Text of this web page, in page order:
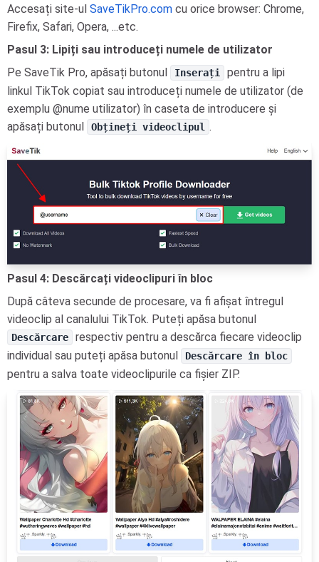
Accesați site-ul SaveTikPro.com cu orice browser: Chrome,
Firefix, Safari, Opera, ...etc.
Pasul 3: Lipiți sau introduceți numele de utilizator
Pe SaveTik Pro, apăsați butonul
Inserați
pentru a lipi
linkul TikTok copiat sau introduceți numele de utilizator (de
exemplu @nume utilizator) în caseta de introducere și
apăsați butonul
Obțineți videoclipul .
Pasul 4: Descărcați videoclipuri în bloc
După câteva secunde de procesare, va fi afișat întregul
videoclip al canalului TikTok. Puteți apăsa butonul
Descărcare
respectiv pentru a descărca fiecare videoclip
individual sau puteți apăsa butonul
Descărcare în bloc
pentru a salva toate videoclipurile ca fișier ZIP.